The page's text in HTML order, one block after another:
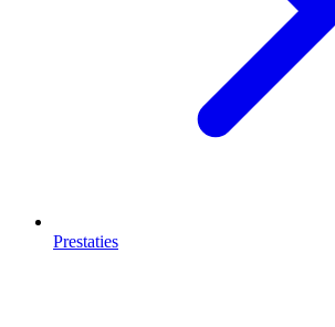
Prestaties